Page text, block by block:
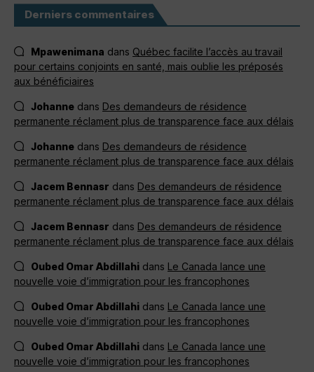
Derniers commentaires
Mpawenimana dans Québec facilite l’accès au travail
pour certains conjoints en santé, mais oublie les préposés
aux bénéficiaires
Johanne dans Des demandeurs de résidence
permanente réclament plus de transparence face aux délais
Johanne dans Des demandeurs de résidence
permanente réclament plus de transparence face aux délais
Jacem Bennasr dans Des demandeurs de résidence
permanente réclament plus de transparence face aux délais
Jacem Bennasr dans Des demandeurs de résidence
permanente réclament plus de transparence face aux délais
Oubed Omar Abdillahi dans Le Canada lance une
nouvelle voie d’immigration pour les francophones
Oubed Omar Abdillahi dans Le Canada lance une
nouvelle voie d’immigration pour les francophones
Oubed Omar Abdillahi dans Le Canada lance une
nouvelle voie d’immigration pour les francophones